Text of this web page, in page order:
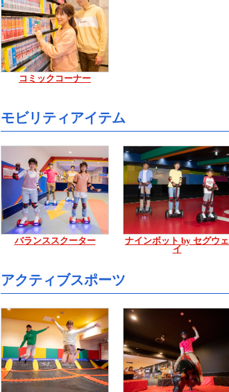
コミックコーナー
モビリティアイテム
バランススクーター
ナインボット by セグウェ
イ
アクティブスポーツ